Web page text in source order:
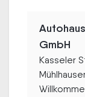
GmbH
Kasseler